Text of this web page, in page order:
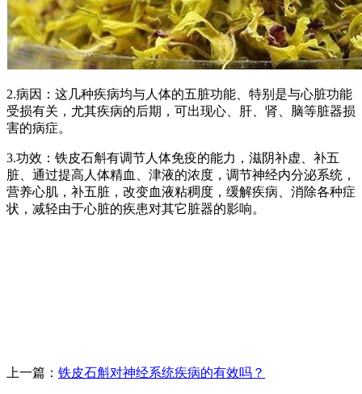
2.病因：这几种疾病均与人体的五脏功能、特别是与心脏功能
受损有关，尤其疾病的后期，可出现心、肝、肾、脑等脏器损
害的病症。
3.功效：铁皮石斛有调节人体免疫的能力，滋阴补虚、补五
脏、通过提高人体精血、津液的浓度，调节神经内分泌系统，
营养心肌，补五脏，改变血液粘稠度，缓解疾病、消除各种症
状，减轻由于心脏的疾患对其它脏器的影响。
上一篇： 铁皮石斛对神经系统疾病的有效吗？